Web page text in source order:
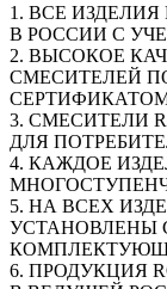
1. ВСЕ ИЗДЕЛИЯ
В РОССИИ С
2. ВЫСОКОЕ
СМЕСИТЕЛЕЙ
3. СМЕСИТЕЛИ
ДЛЯ
4. КАЖДОЕ
5. НА ВСЕХ
УСТАНОВЛЕНЫ
6. ПРОДУКЦИЯ